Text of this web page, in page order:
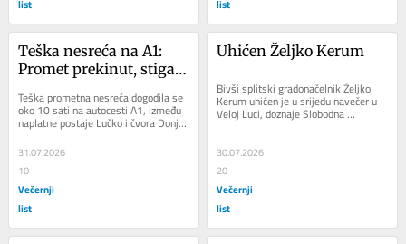
list list
Teška nesreća na A1:
Promet prekinut, stigao
Teška prometna nesreća dogodila se
oko 10 sati na autocesti A1, između
naplatne postaje Lučko i čvora Donja
Zdenčina, u smjeru mora, piše...
31.07.2026
10
Večernji
list
Uhićen Željko Kerum
Bivši splitski gradonačelnik Željko
Kerum uhićen je u srijedu navečer u
Veloj Luci, doznaje Slobodna
Dalmacija. Prema informacijama tog
30.07.2026
20
Večernji
list